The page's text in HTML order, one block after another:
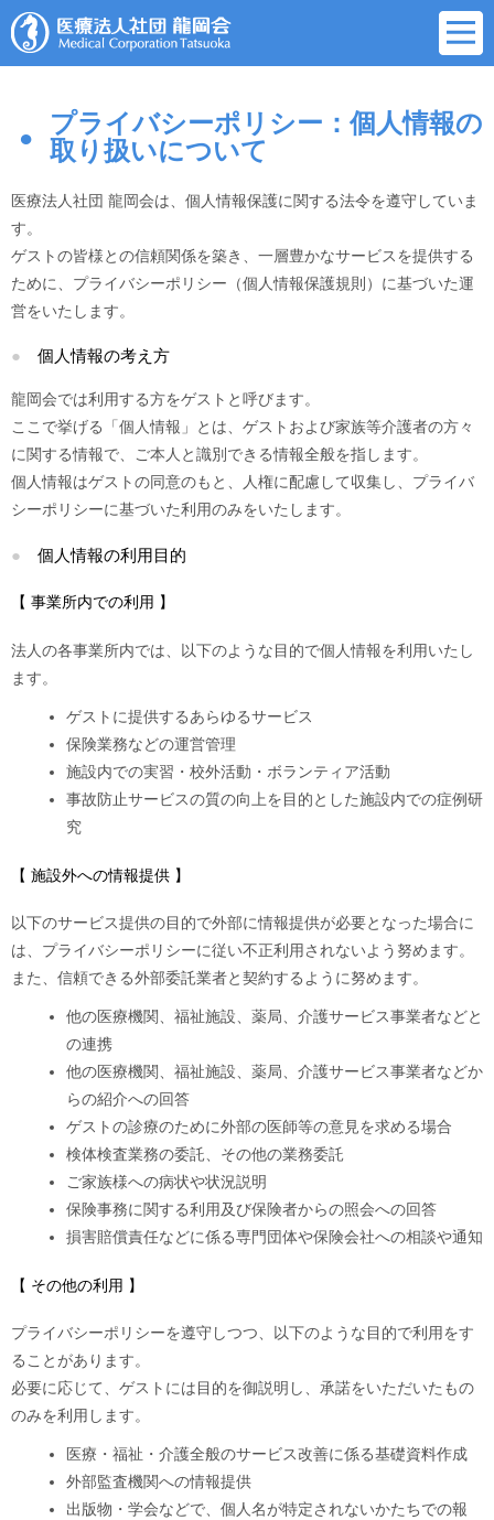
プライバシーポリシー：個人情報の
取り扱いについて
医療法人社団 龍岡会は、個人情報保護に関する法令を遵守していま
す。
ゲストの皆様との信頼関係を築き、一層豊かなサービスを提供する
ために、プライバシーポリシー（個人情報保護規則）に基づいた運
営をいたします。
個人情報の考え方
龍岡会では利用する方をゲストと呼びます。
ここで挙げる「個人情報」とは、ゲストおよび家族等介護者の方々
に関する情報で、ご本人と識別できる情報全般を指します。
個人情報はゲストの同意のもと、人権に配慮して収集し、プライバ
シーポリシーに基づいた利用のみをいたします。
個人情報の利用目的
【 事業所内での利用 】
法人の各事業所内では、以下のような目的で個人情報を利用いたし
ます。
ゲストに提供するあらゆるサービス
保険業務などの運営管理
施設内での実習・校外活動・ボランティア活動
事故防止サービスの質の向上を目的とした施設内での症例研
究
【 施設外への情報提供 】
以下のサービス提供の目的で外部に情報提供が必要となった場合に
は、プライバシーポリシーに従い不正利用されないよう努めます。
また、信頼できる外部委託業者と契約するように努めます。
他の医療機関、福祉施設、薬局、介護サービス事業者などと
の連携
他の医療機関、福祉施設、薬局、介護サービス事業者などか
らの紹介への回答
ゲストの診療のために外部の医師等の意見を求める場合
検体検査業務の委託、その他の業務委託
ご家族様への病状や状況説明
保険事務に関する利用及び保険者からの照会への回答
損害賠償責任などに係る専門団体や保険会社への相談や通知
【 その他の利用 】
プライバシーポリシーを遵守しつつ、以下のような目的で利用をす
ることがあります。
必要に応じて、ゲストには目的を御説明し、承諾をいただいたもの
のみを利用します。
医療・福祉・介護全般のサービス改善に係る基礎資料作成
外部監査機関への情報提供
出版物・学会などで、個人名が特定されないかたちでの報